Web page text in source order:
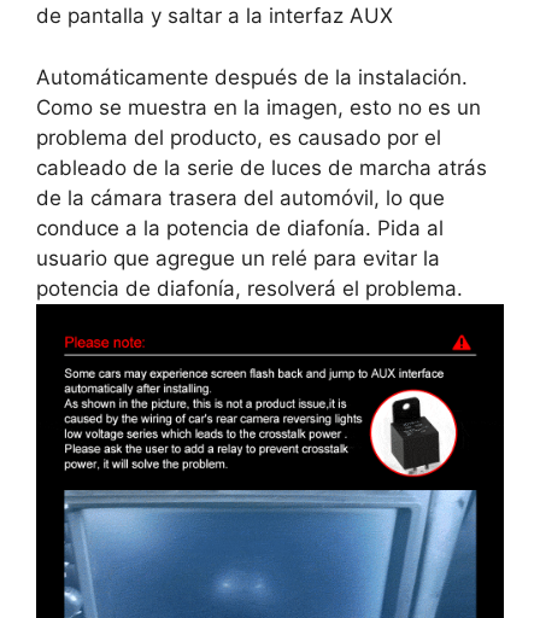
de pantalla y saltar a la interfaz AUX
Automáticamente después de la instalación.
Como se muestra en la imagen, esto no es un
problema del producto, es causado por el
cableado de la serie de luces de marcha atrás
de la cámara trasera del automóvil, lo que
conduce a la potencia de diafonía. Pida al
usuario que agregue un relé para evitar la
potencia de diafonía, resolverá el problema.